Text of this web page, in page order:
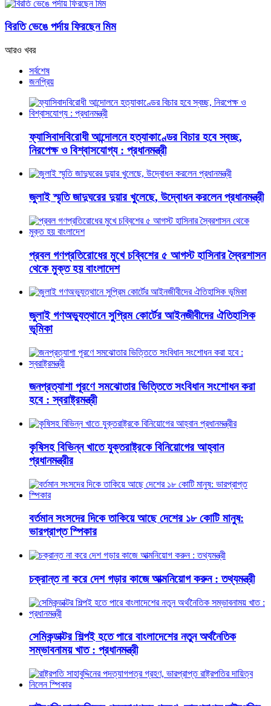
বিরতি ভেঙে পর্দায় ফিরছেন মিম
আরও খবর
সর্বশেষ
জনপ্রিয়
ফ্যাসিবাদবিরোধী আন্দোলনে হত্যাকাণ্ডের বিচার হবে স্বচ্ছ,
নিরপেক্ষ ও বিশ্বাসযোগ্য : প্রধানমন্ত্রী
জুলাই স্মৃতি জাদুঘরের দুয়ার খুলেছে, উদ্বোধন করলেন প্রধানমন্ত্রী
প্রবল গণপ্রতিরোধের মুখে চব্বিশের ৫ আগস্ট হাসিনার স্বৈরশাসন
থেকে মুক্ত হয় বাংলাদেশ
জুলাই গণঅভ্যুত্থানে সুপ্রিম কোর্টের আইনজীবীদের ঐতিহাসিক
ভূমিকা
জনপ্রত্যাশা পূরণে সমঝোতার ভিত্তিতে সংবিধান সংশোধন করা
হবে : স্বরাষ্ট্রমন্ত্রী
কৃষিসহ বিভিন্ন খাতে যুক্তরাষ্ট্রকে বিনিয়োগের আহ্বান
প্রধানমন্ত্রীর
বর্তমান সংসদের দিকে তাকিয়ে আছে দেশের ১৮ কোটি মানুষ:
ভারপ্রাপ্ত স্পিকার
চক্রান্ত না করে দেশ গড়ার কাজে আত্মনিয়োগ করুন : তথ্যমন্ত্রী
সেমিকন্ডাক্টর শিল্পই হতে পারে বাংলাদেশের নতুন অর্থনৈতিক
সম্ভাবনাময় খাত : প্রধানমন্ত্রী